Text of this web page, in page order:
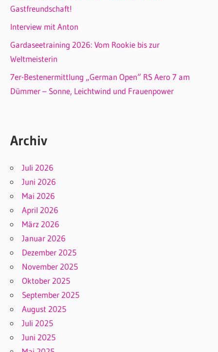
Gastfreundschaft!
Interview mit Anton
Gardaseetraining 2026: Vom Rookie bis zur
Weltmeisterin
7er-Bestenermittlung „German Open“ RS Aero 7 am
Dümmer – Sonne, Leichtwind und Frauenpower
Archiv
Juli 2026
Juni 2026
Mai 2026
April 2026
März 2026
Januar 2026
Dezember 2025
November 2025
Oktober 2025
September 2025
August 2025
Juli 2025
Juni 2025